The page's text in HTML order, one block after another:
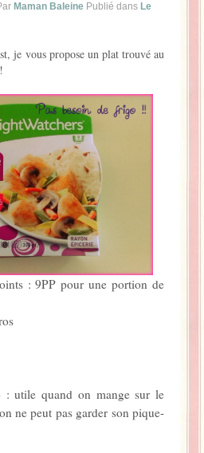
Maman Baleine Publié dans Le
je vous propose un plat trouvé au
: 9PP pour une portion de
: utile quand on mange sur le
ne peut pas garder son pique-